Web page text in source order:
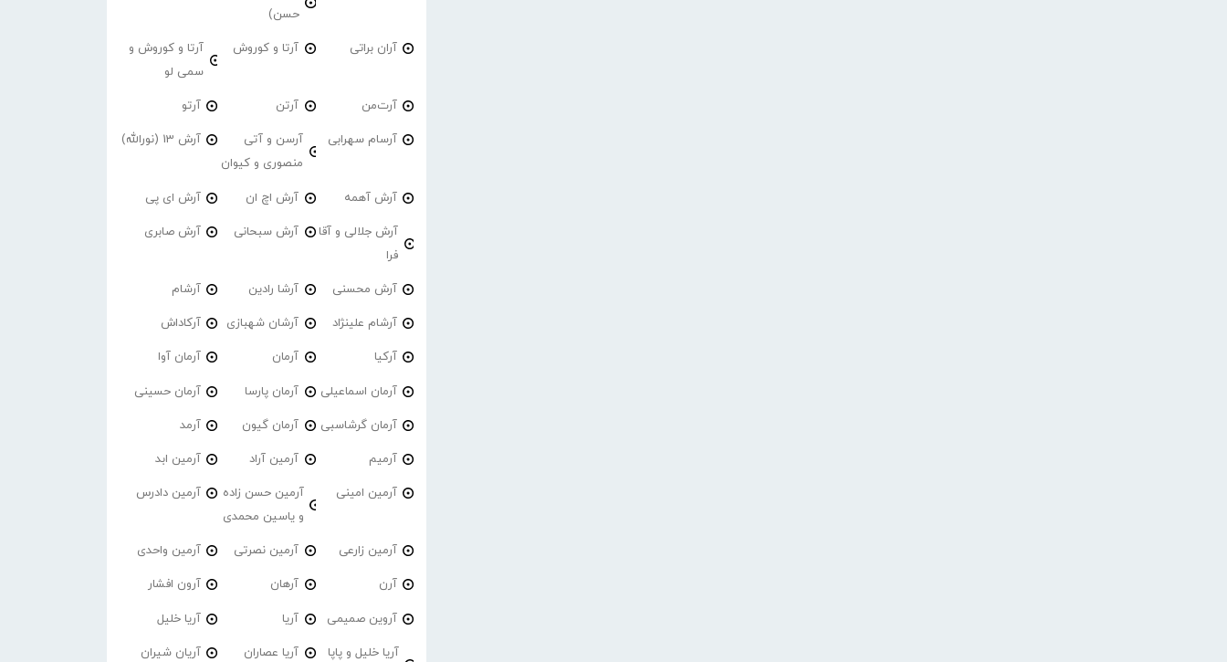
حسن)
آران براتی آرتا و کوروش
آرتا و کوروش و
سمی لو
آرت‌من آرتن آرتو
آرسام سهرابی
آرسن و آتی
منصوری و کیوان
آرش 13 (نورالله)
آرش آهمه آرش اچ ان آرش ای پی
آرش جلالی و آقا
فرا
آرش سبحانی آرش صابری
آرش محسنی آرشا رادین آرشام
آرشام علینژاد آرشان شهبازی آرکاداش
آرکیا آرمان آرمان آوا
آرمان اسماعیلی آرمان پارسا آرمان حسینی
آرمان گرشاسبی آرمان گیون آرمد
آرمیم آرمین آراد آرمین ابد
آرمین امینی
آرمین حسن زاده
و یاسین محمدی
آرمین دادرس
آرمین زارعی آرمین نصرتی آرمین واحدی
آرن آرهان آرون افشار
آروین صمیمی آریا آریا خلیل
آریا خلیل و پاپا
آریا عصاران آریان شیران